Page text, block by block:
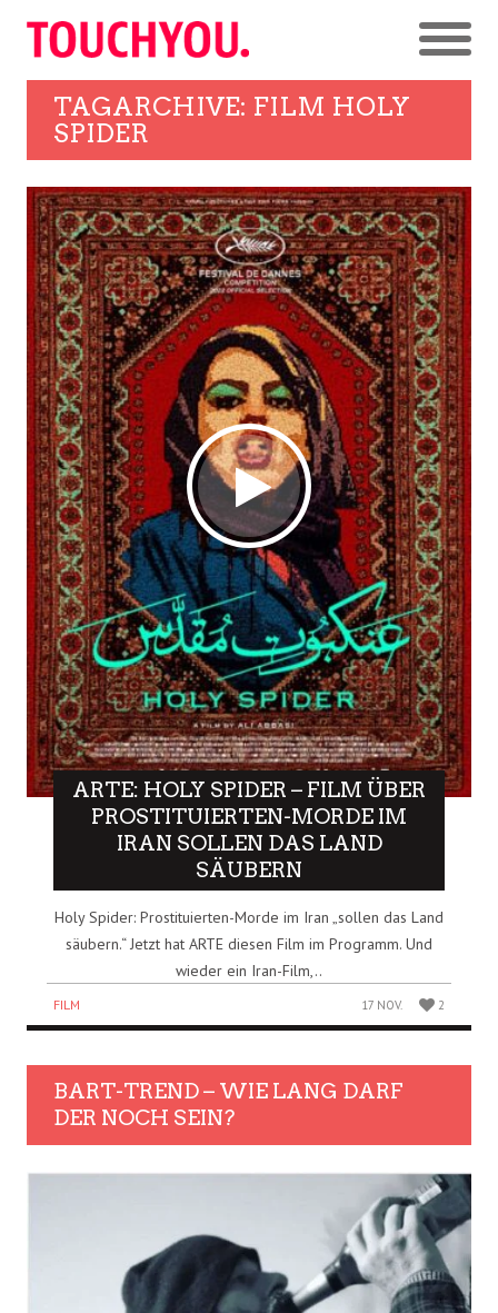
TAGARCHIVE: FILM HOLY
SPIDER
ARTE: HOLY SPIDER – FILM ÜBER
PROSTITUIERTEN-MORDE IM
IRAN SOLLEN DAS LAND
SÄUBERN
Holy Spider: Prostituierten-Morde im Iran „sollen das Land
säubern.“ Jetzt hat ARTE diesen Film im Programm. Und
wieder ein Iran-Film,..
FILM 17 NOV. 2
BART-TREND – WIE LANG DARF
DER NOCH SEIN?